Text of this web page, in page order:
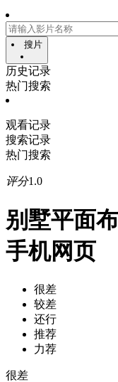
搜片
历史记录
热门搜索
观看记录
搜索记录
热门搜索
评分1.0
别墅平面
手机网页
很差
较差
还行
推荐
力荐
很差